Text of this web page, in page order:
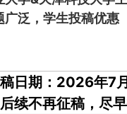
广泛，学生投稿优惠
日期：2026年7
续不再征稿，尽早